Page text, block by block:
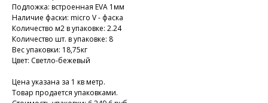
Подложка: встроенная EVA 1мм
Наличие фаски: micro V - фаска
Количество м2 в упаковке: 2.24
Количество шт. в упаковке: 8
Вес упаковки: 18,75кг
Цвет: Светло-бежевый
Цена указана за 1 кв метр.
Товар продается упаковками.